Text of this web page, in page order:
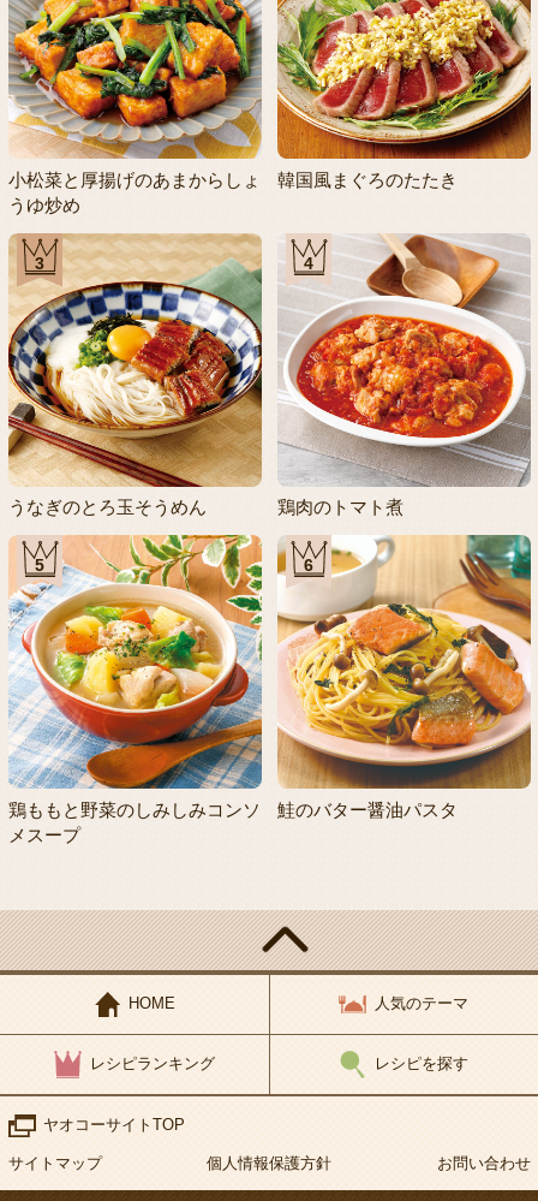
小松菜と厚揚げのあまからしょ
うゆ炒め
韓国風まぐろのたたき
3
うなぎのとろ玉そうめん
4
鶏肉のトマト煮
5
鶏ももと野菜のしみしみコンソ
メスープ
6
鮭のバター醤油パスタ
HOME 人気のテーマ
レシピランキング レシピを探す
ヤオコーサイトTOP
サイトマップ 個人情報保護方針 お問い合わせ